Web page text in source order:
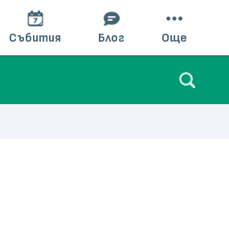
Събития Блог Още